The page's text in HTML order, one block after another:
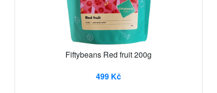
Fiftybeans Red fruit 200g
499 Kč